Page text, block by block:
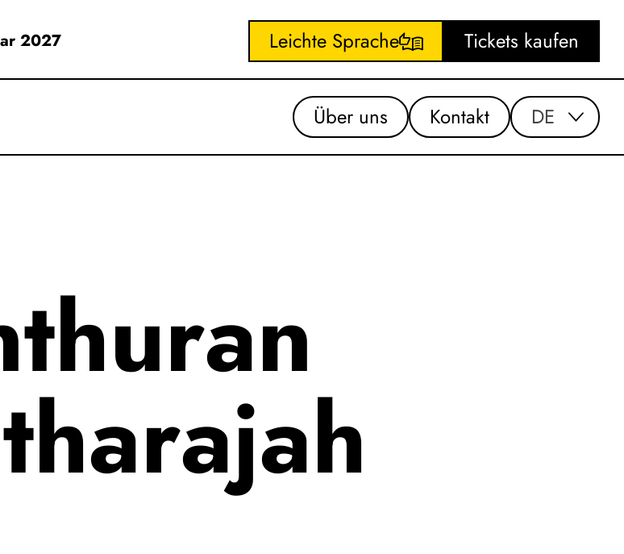
2027 Leichte Sprache Tickets kaufen
Über uns Kontakt DE